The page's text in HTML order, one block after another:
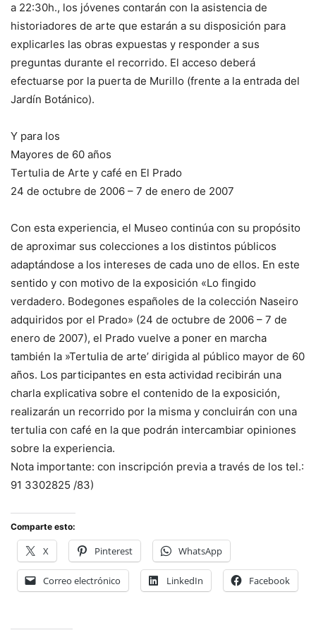
a 22:30h., los jóvenes contarán con la asistencia de
historiadores de arte que estarán a su disposición para
explicarles las obras expuestas y responder a sus
preguntas durante el recorrido. El acceso deberá
efectuarse por la puerta de Murillo (frente a la entrada del
Jardín Botánico).
Y para los
Mayores de 60 años
Tertulia de Arte y café en El Prado
24 de octubre de 2006 – 7 de enero de 2007
Con esta experiencia, el Museo continúa con su propósito
de aproximar sus colecciones a los distintos públicos
adaptándose a los intereses de cada uno de ellos. En este
sentido y con motivo de la exposición «Lo fingido
verdadero. Bodegones españoles de la colección Naseiro
adquiridos por el Prado» (24 de octubre de 2006 – 7 de
enero de 2007), el Prado vuelve a poner en marcha
también la »Tertulia de arte’ dirigida al público mayor de 60
años. Los participantes en esta actividad recibirán una
charla explicativa sobre el contenido de la exposición,
realizarán un recorrido por la misma y concluirán con una
tertulia con café en la que podrán intercambiar opiniones
sobre la experiencia.
Nota importante: con inscripción previa a través de los tel.:
91 3302825 /83)
Comparte esto:
X Pinterest WhatsApp
Correo electrónico LinkedIn Facebook